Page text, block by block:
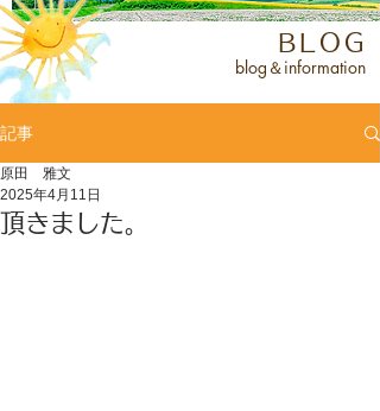
BLOG
blog＆information
記事
頂きました。
原田 雅文
2025年4月11日